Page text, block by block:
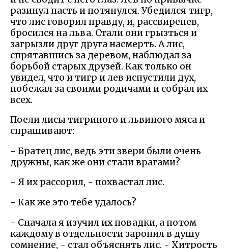
разинул пасть и потянулся. Убедился тигр,
что лис говорил правду, и, рассвирепев,
бросился на льва. Стали они грызться и
загрызли друг друга насмерть. А лис,
спрятавшись за деревом, наблюдал за
борьбой старых друзей. Как только он
увидел, что и тигр и лев испустили дух,
побежал за своими родичами и собрал их
всех.
Поели лисы тигриного и львиного мяса и
спрашивают:
- Братец лис, ведь эти звери были очень
дружны, как же они стали врагами?
- Я их рассорил, - похвастал лис.
- Как же это тебе удалось?
- Сначала я изучил их повадки, а потом
каждому в отдельности заронил в душу
сомнение, - стал объяснять лис. - Хитрость